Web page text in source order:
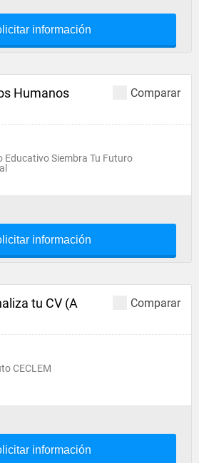
información
Comparar
Humanos
Educativo Siembra Tu Futuro
información
Comparar
tu CV (A
CECLEM
información